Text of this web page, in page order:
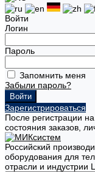
Войти
Логин
Пароль
Запомнить меня
Забыли пароль?
Зарегистрироваться
После регистрации
состояния заказов,
Российский
оборудования для
отрасли и индустрии